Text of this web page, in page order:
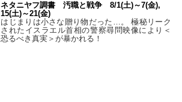
ネタニヤフ調書 汚職と戦争 8/1(土)～7(金),
15(土)～21(金)
はじまりは小さな贈り物だった…。 極秘リーク
されたイスラエル首相の警察尋問映像により＜
恐るべき真実＞が暴かれる！